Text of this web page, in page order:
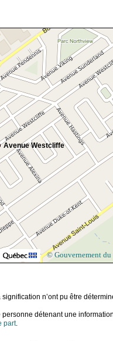
Avenue Westcliffe
© Gouvernement du
n’ont pu être
détenant une
part.